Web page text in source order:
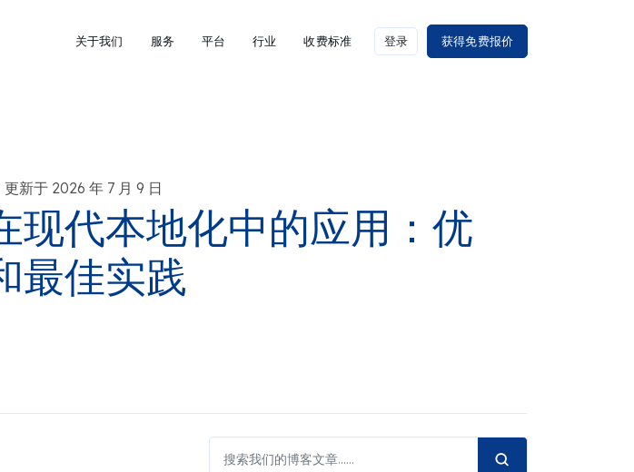
关于我们 服务 平台 行业 收费标准 登录 获得免费报价
更新于 2026 年 7 月 9 日
现代本地化中的应用：优
最佳实践